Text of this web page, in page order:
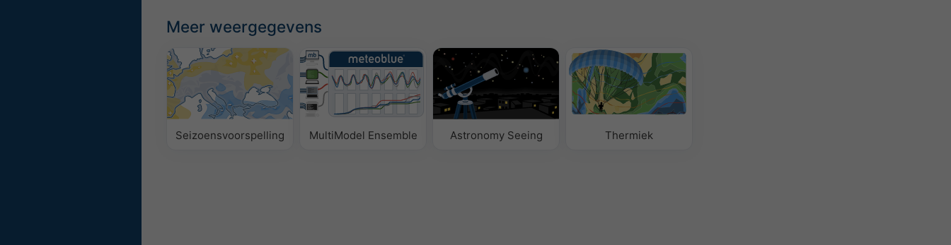
Meer weergegevens
Seizoensvoorspelling MultiModel Ensemble Astronomy Seeing Thermiek